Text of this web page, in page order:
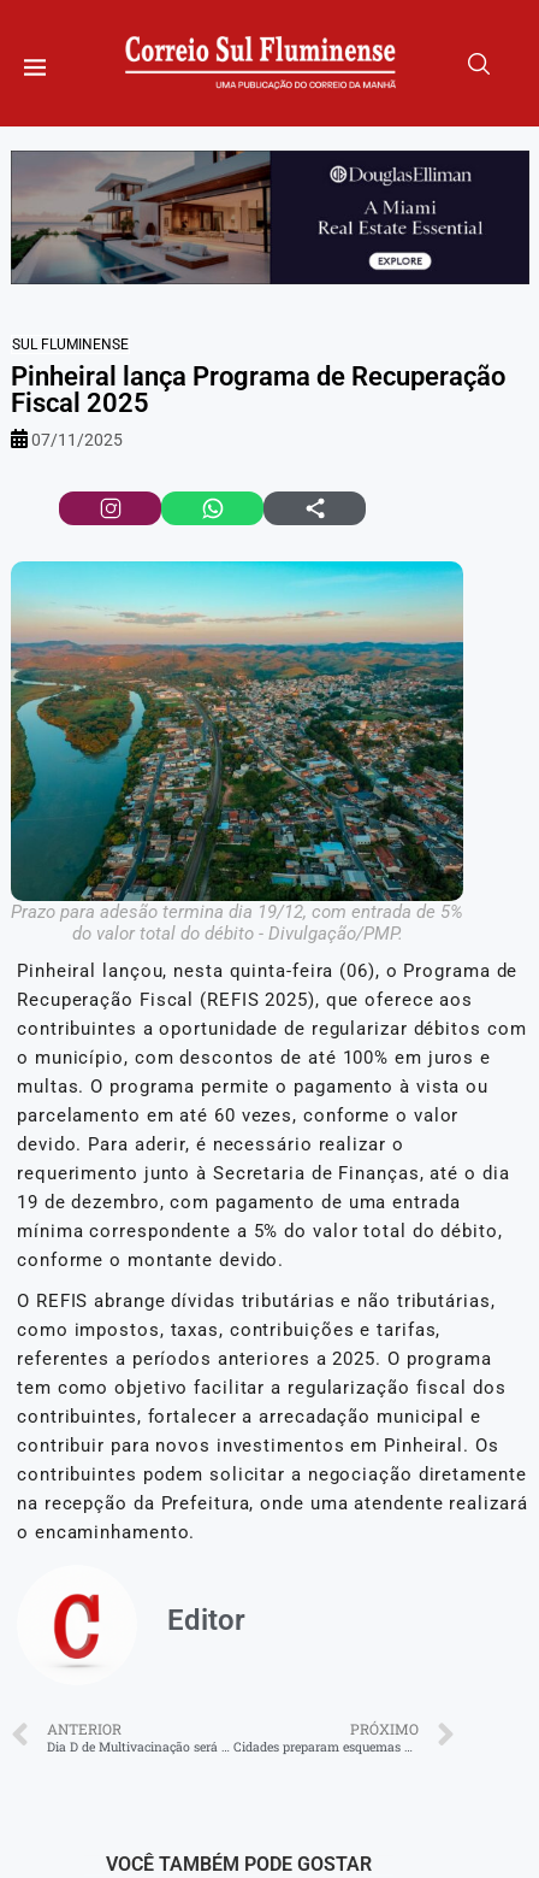
SUL FLUMINENSE
Pinheiral lança Programa de Recuperação
Fiscal 2025
07/11/2025
Prazo para adesão termina dia 19/12, com entrada de 5%
do valor total do débito - Divulgação/PMP.
Pinheiral lançou, nesta quinta-feira (06), o Programa de
Recuperação Fiscal (REFIS 2025), que oferece aos
contribuintes a oportunidade de regularizar débitos com
o município, com descontos de até 100% em juros e
multas. O programa permite o pagamento à vista ou
parcelamento em até 60 vezes, conforme o valor
devido. Para aderir, é necessário realizar o
requerimento junto à Secretaria de Finanças, até o dia
19 de dezembro, com pagamento de uma entrada
mínima correspondente a 5% do valor total do débito,
conforme o montante devido.
O REFIS abrange dívidas tributárias e não tributárias,
como impostos, taxas, contribuições e tarifas,
referentes a períodos anteriores a 2025. O programa
tem como objetivo facilitar a regularização fiscal dos
contribuintes, fortalecer a arrecadação municipal e
contribuir para novos investimentos em Pinheiral. Os
contribuintes podem solicitar a negociação diretamente
na recepção da Prefeitura, onde uma atendente realizará
o encaminhamento.
Editor
ANTERIOR
Dia D de Multivacinação será neste sábado em Rio Claro
PRÓXIMO
Cidades preparam esquemas de trânsito para Enem no fim de semana
VOCÊ TAMBÉM PODE GOSTAR